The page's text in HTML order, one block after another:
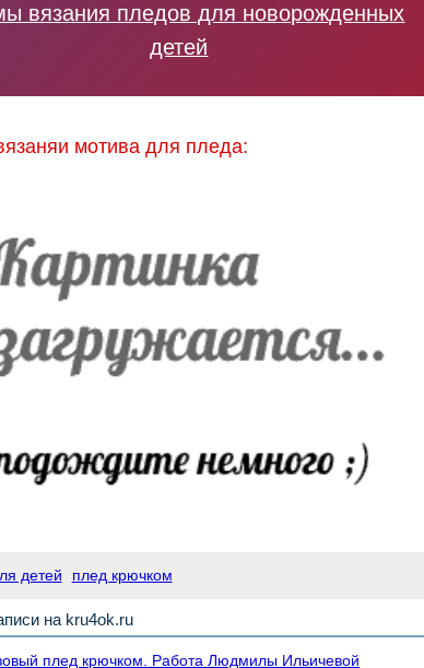
вязания пледов для новорожденных
детей
мотива для пледа:
детей плед крючком
на kru4ok.ru
плед крючком. Работа Людмилы Ильичевой